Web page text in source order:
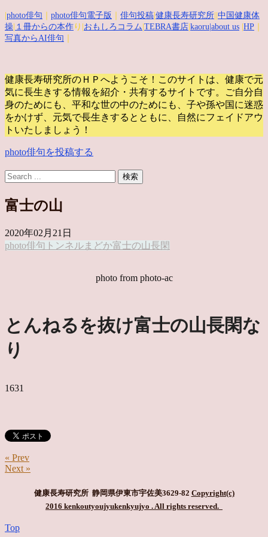
photo俳句 photo俳句電子版 俳句投稿 健康長寿研究所 中国健康体
操 １冊からの本作 り| おもしろコラム TEBRA書店 kaoru |about us HP
写真からAI俳句
健康長寿研究所のＨＰへようこそ！このサイトは、健康で元
気に長生きする情報を紹介・共有するサイトです。
ご自分自
身のためにも、平和な世の中のためにも、子や孫や国に迷惑
をかけず、元気で長生きするとともに、自然にフェイドアウ
トいたしましょう！
photo俳句を投稿する
富士の山
2020年02月21日
photo俳句 トンネルまどか富士の山長閑
photo from photo-ac
とんねるを抜け富士の山長閑な
り
1631
« Prev
Next »
健康長寿研究所 静岡県伊東市宇佐美3629-82 Copyright(c)
2016 kenkoutyoujyukenkyujyo . All rights reserved.
Top